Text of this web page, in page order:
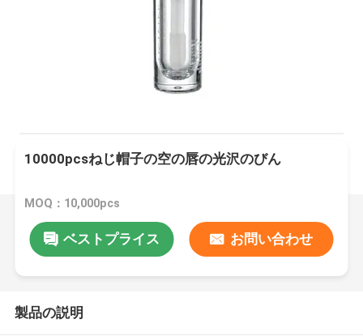
10000pcsねじ帽子の空の唇の光沢のびん
MOQ：10,000pcs
ベストプライス お問い合わせ
製品の説明